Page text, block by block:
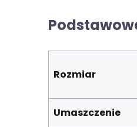
Rozmiar
Umaszczenie